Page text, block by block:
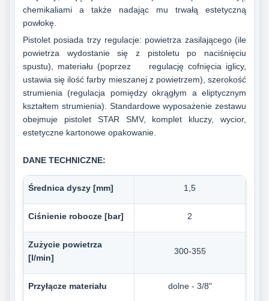
chemikaliami a także nadając mu trwałą estetyczną
powłokę.
Pistolet posiada trzy regulacje: powietrza zasilającego (ile
powietrza wydostanie się z pistoletu po naciśnięciu
spustu), materiału (poprzez regulację cofnięcia iglicy,
ustawia się ilość farby mieszanej z powietrzem), szerokość
strumienia (regulacja pomiędzy okrągłym a eliptycznym
kształtem strumienia). Standardowe wyposażenie zestawu
obejmuje pistolet STAR SMV, komplet kluczy, wycior,
estetyczne kartonowe opakowanie.
DANE TECHNICZNE:
Średnica dyszy [mm] 1,5
Ciśnienie robocze [bar] 2
Zużycie powietrza
[l/min]
300-355
Przyłącze materiału dolne - 3/8"